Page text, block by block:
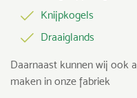
Knijpkogels
Draaiglands
Daarnaast kunnen wij ook
maken in onze fabriek